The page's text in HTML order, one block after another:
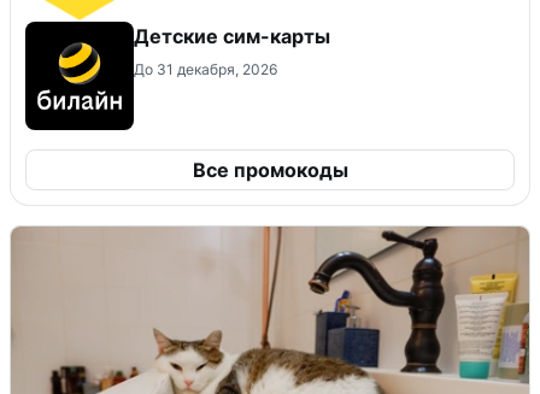
Детские сим-карты
До 31 декабря, 2026
Все промокоды